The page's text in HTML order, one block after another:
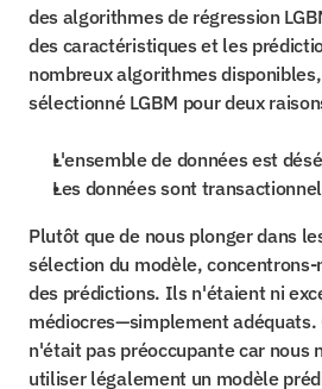
des algorithmes de régression
des caractéristiques et les
nombreux algorithmes
sélectionné LGBM pour deux
L'ensemble de données est
Les données sont
Plutôt que de nous plonger dans
sélection du modèle,
des prédictions. Ils n'étaient ni
médiocres—simplement adéquats.
n'était pas préoccupante car nous
utiliser légalement un modèle